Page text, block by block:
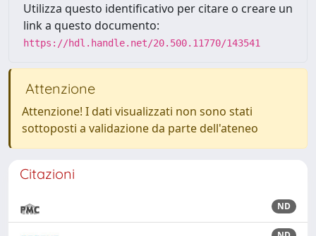
Utilizza questo identificativo per citare o creare un
link a questo documento:
https://hdl.handle.net/20.500.11770/143541
Attenzione
Attenzione! I dati visualizzati non sono stati
sottoposti a validazione da parte dell'ateneo
Citazioni
ND